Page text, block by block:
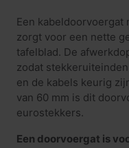
Een
zorgt voor een nette
tafelblad. De
zodat
en de kabels keurig
van 60 mm is dit
eurostekkers.
Een doorvoergat is